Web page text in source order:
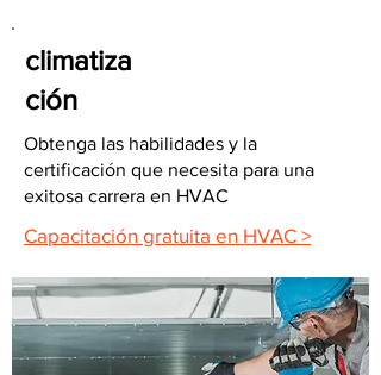
climatiza
ción
Obtenga las habilidades y la
certificación que necesita para una
exitosa carrera en HVAC
Capacitación gratuita en HVAC >